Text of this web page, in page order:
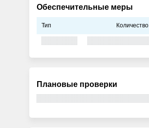
Обеспечительные меры
Тип Количество
Плановые проверки